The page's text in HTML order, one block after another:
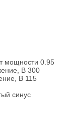
мощности 0.95
В 300
В 115
синус